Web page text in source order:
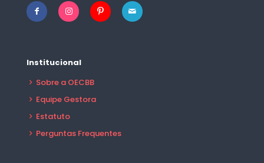
Institucional
Sobre a OECBB
Equipe Gestora
Estatuto
Perguntas Frequentes